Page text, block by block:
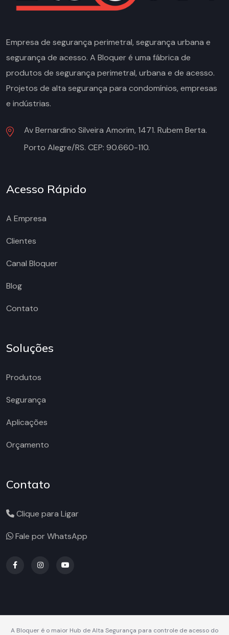
Empresa de segurança perimetral, segurança urbana e
segurança de acesso. A Bloquer é uma fábrica de
produtos de segurança perimetral, urbana e de acesso.
Projetos de alta segurança para condomínios, empresas
e indústrias.
Av Bernardino Silveira Amorim, 1471. Rubem Berta.
Porto Alegre/RS. CEP: 90.660-110.
Acesso Rápido
A Empresa
Clientes
Canal Bloquer
Blog
Contato
Soluções
Produtos
Segurança
Aplicações
Orçamento
Contato
Clique para Ligar
Fale por WhatsApp
A Bloquer é o maior Hub de Alta Segurança para controle de acesso do